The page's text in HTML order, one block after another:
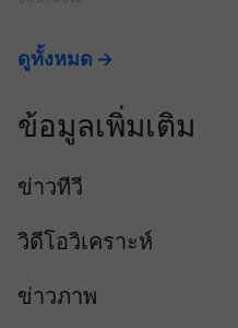
ดูทั้งหมด
ข้อมูลเพิ่มเติม
ข่าวทีวี
วิดีโอวิเคราะห์
ข่าวภาพ